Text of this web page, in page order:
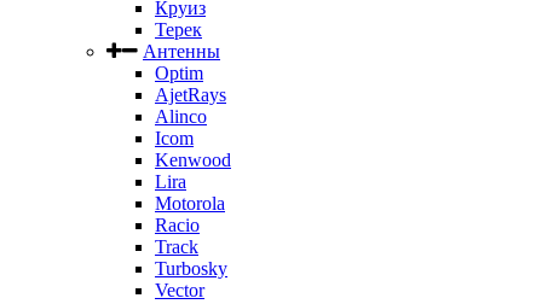
Круиз
Терек
Антенны
Optim
AjetRays
Alinco
Icom
Kenwood
Lira
Motorola
Racio
Track
Turbosky
Vector